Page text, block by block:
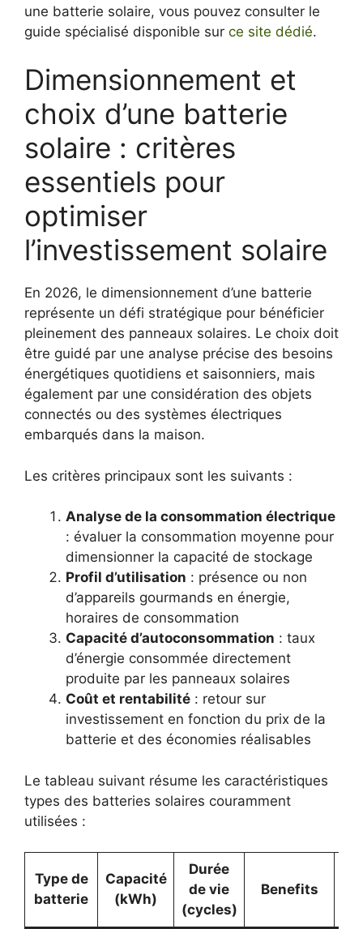
une batterie solaire, vous pouvez consulter le
guide spécialisé disponible sur ce site dédié.
Dimensionnement et
choix d’une batterie
solaire : critères
essentiels pour
optimiser
l’investissement solaire
En 2026, le dimensionnement d’une batterie
représente un défi stratégique pour bénéficier
pleinement des panneaux solaires. Le choix doit
être guidé par une analyse précise des besoins
énergétiques quotidiens et saisonniers, mais
également par une considération des objets
connectés ou des systèmes électriques
embarqués dans la maison.
Les critères principaux sont les suivants :
Analyse de la consommation électrique
: évaluer la consommation moyenne pour
dimensionner la capacité de stockage
Profil d’utilisation : présence ou non
d’appareils gourmands en énergie,
horaires de consommation
Capacité d’autoconsommation : taux
d’énergie consommée directement
produite par les panneaux solaires
Coût et rentabilité : retour sur
investissement en fonction du prix de la
batterie et des économies réalisables
Le tableau suivant résume les caractéristiques
types des batteries solaires couramment
utilisées :
Type de
batterie
Capacité
(kWh)
Durée
de vie
(cycles)
Benefits